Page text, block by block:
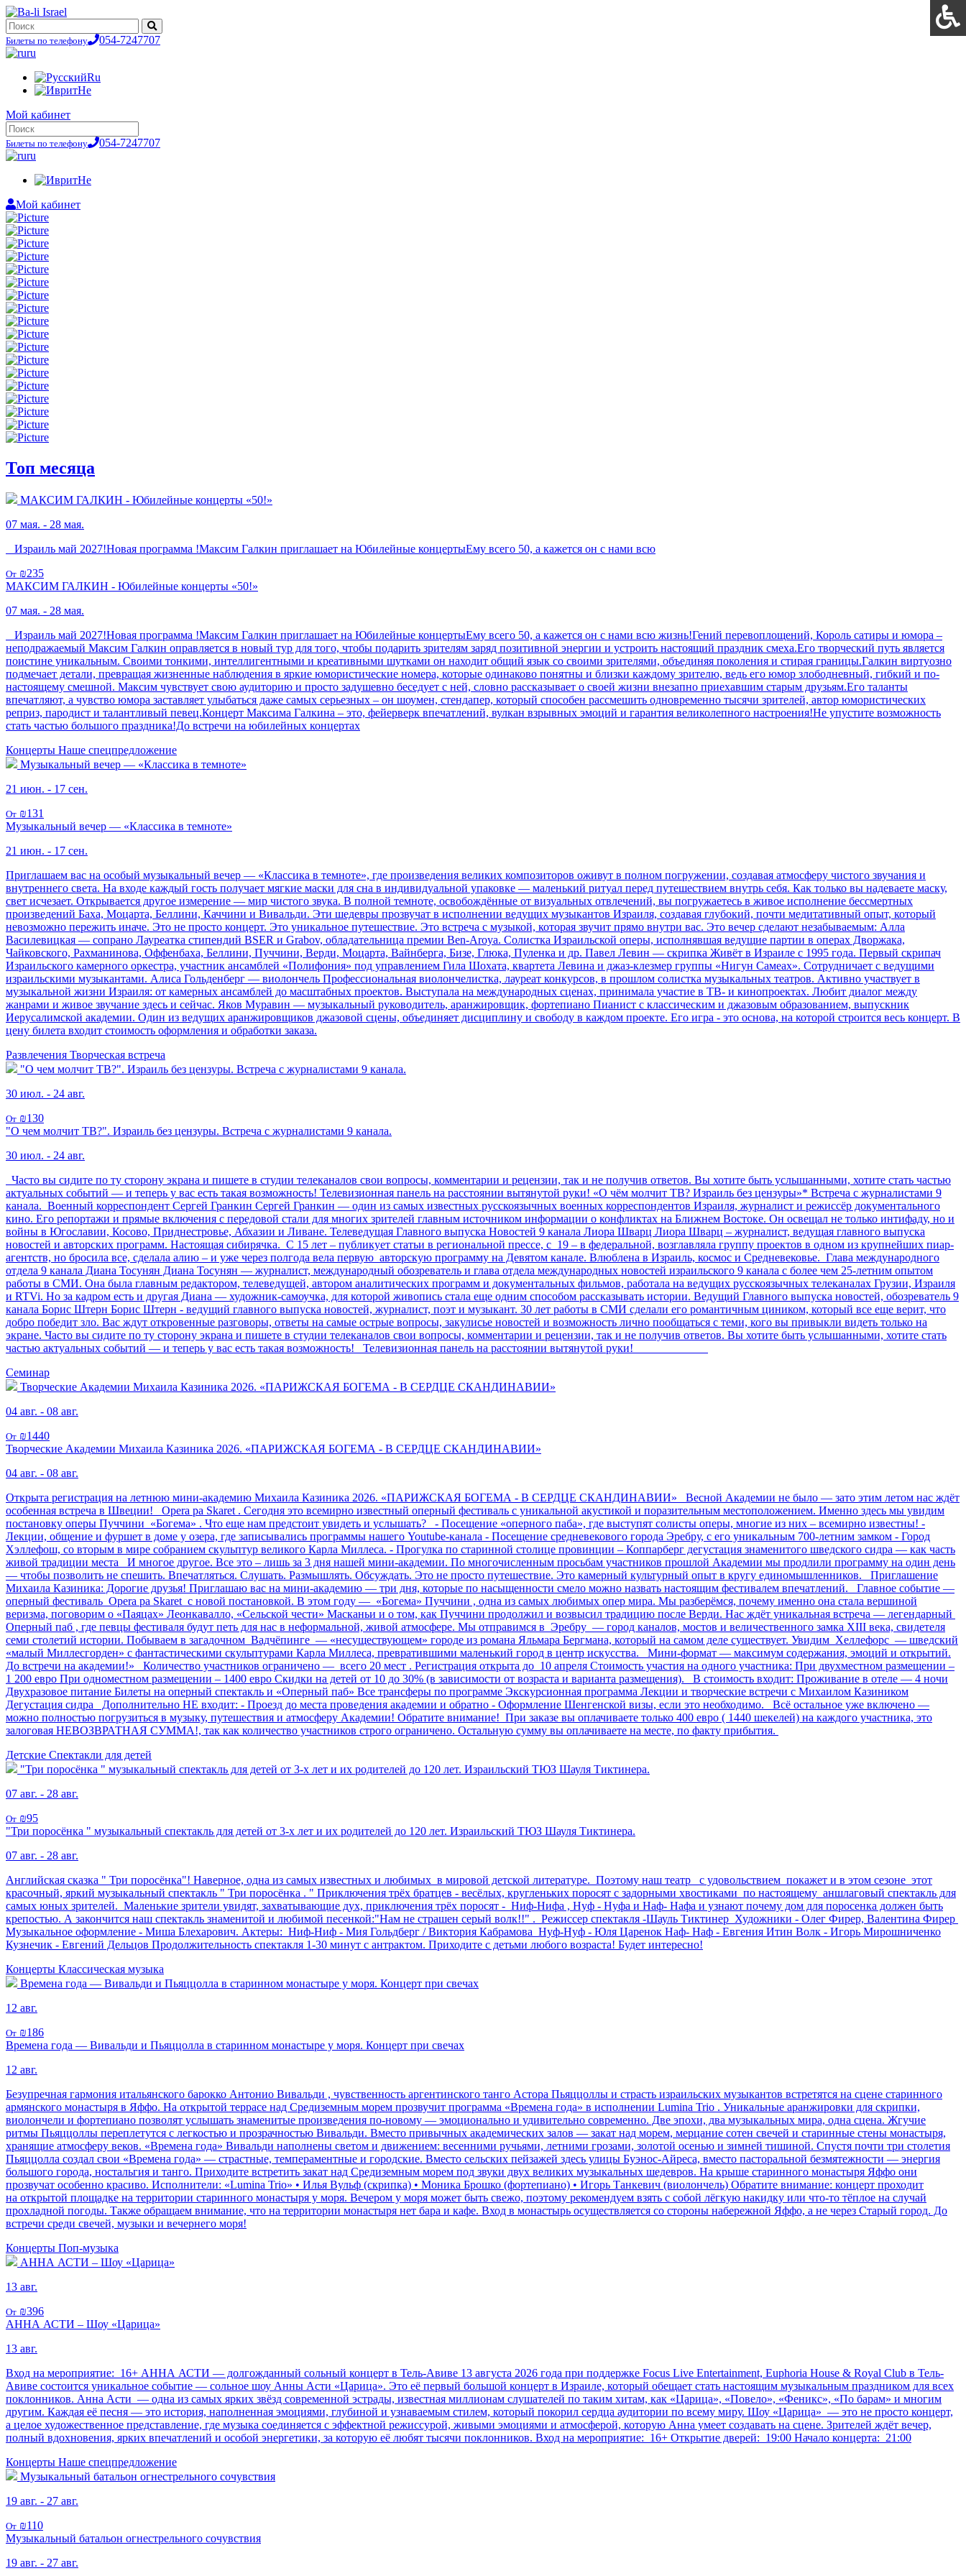
Билеты по телефону
054-7247707
ru
Ru
He
Мой кабинет
Билеты по телефону
054-7247707
ru
He
Мой кабинет
Топ месяца
МАКСИМ ГАЛКИН - Юбилейные концерты «50!»
07 мая. - 28 мая.
Израиль май 2027!Новая программа !Максим Галкин приглашает на Юбилейные концертыЕму всего 50, а кажется он с нами всю
От ₪235
МАКСИМ ГАЛКИН - Юбилейные концерты «50!»
07 мая. - 28 мая.
Израиль май 2027!Новая программа !Максим Галкин приглашает на Юбилейные концертыЕму всего 50, а кажется он с нами всю жизнь!Гений перевоплощений, Король сатиры и юмора –
неподражаемый Максим Галкин оправляется в новый тур для того, чтобы подарить зрителям заряд позитивной энергии и устроить настоящий праздник смеха.Его творческий путь является
поистине уникальным. Своими тонкими, интеллигентными и креативными шутками он находит общий язык со своими зрителями, объединяя поколения и стирая границы.Галкин виртуозно
подмечает детали, превращая жизненные наблюдения в яркие юмористические номера, которые одинаково понятны и близки каждому зрителю, ведь его юмор злободневный, гибкий и по-
настоящему смешной. Максим чувствует свою аудиторию и просто задушевно беседует с ней, словно рассказывает о своей жизни внезапно приехавшим старым друзьям.Его таланты
впечатляют, а чувство юмора заставляет улыбаться даже самых серьезных – он шоумен, стендапер, который способен рассмешить одновременно тысячи зрителей, автор юмористических
реприз, пародист и талантливый певец.Концерт Максима Галкина – это, фейерверк впечатлений, вулкан взрывных эмоций и гарантия великолепного настроения!Не упустите возможность
стать частью большого праздника!До встречи на юбилейных концертах
Концерты Наше спецпредложение
Музыкальный вечер — «Классика в темноте»
21 июн. - 17 сен.
От ₪131
Музыкальный вечер — «Классика в темноте»
21 июн. - 17 сен.
Приглашаем вас на особый музыкальный вечер — «Классика в темноте», где произведения великих композиторов оживут в полном погружении, создавая атмосферу чистого звучания и
внутреннего света. На входе каждый гость получает мягкие маски для сна в индивидуальной упаковке — маленький ритуал перед путешествием внутрь себя. Как только вы надеваете маску,
свет исчезает. Открывается другое измерение — мир чистого звука. В полной темноте, освобождённые от визуальных отвлечений, вы погружаетесь в живое исполнение бессмертных
произведений Баха, Моцарта, Беллини, Каччини и Вивальди. Эти шедевры прозвучат в исполнении ведущих музыкантов Израиля, создавая глубокий, почти медитативный опыт, который
невозможно пережить иначе. Это не просто концерт. Это уникальное путешествие. Это встреча с музыкой, которая звучит прямо внутри вас. Это вечер сделают незабываемым: Алла
Василевицкая — сопрано Лауреатка стипендий BSER и Grabov, обладательница премии Ben-Aroya. Солистка Израильской оперы, исполнявшая ведущие партии в операх Дворжака,
Чайковского, Рахманинова, Оффенбаха, Беллини, Пуччини, Верди, Моцарта, Вайнберга, Бизе, Глюка, Пуленка и др. Павел Левин — скрипка Живёт в Израиле с 1995 года. Первый скрипач
Израильского камерного оркестра, участник ансамблей «Полифония» под управлением Гила Шохата, квартета Левина и джаз-клезмер группы «Нигун Самеах». Сотрудничает с ведущими
израильскими музыкантами. Алиса Гольденберг — виолончель Профессиональная виолончелистка, лауреат конкурсов, в прошлом солистка музыкальных театров. Активно участвует в
музыкальной жизни Израиля: от камерных ансамблей до масштабных проектов. Выступала на международных сценах, принимала участие в ТВ- и кинопроектах. Любит диалог между
жанрами и живое звучание здесь и сейчас. Яков Муравин — музыкальный руководитель, аранжировщик, фортепиано Пианист с классическим и джазовым образованием, выпускник
Иерусалимской академии. Один из ведущих аранжировщиков джазовой сцены, объединяет дисциплину и свободу в каждом проекте. Его игра - это основа, на которой строится весь концерт. В
цену билета входит стоимость оформления и обработки заказа.
Развлечения Творческая встреча
"О чем молчит ТВ?". Израиль без цензуры. Встреча с журналистами 9 канала.
30 июл. - 24 авг.
От ₪130
"О чем молчит ТВ?". Израиль без цензуры. Встреча с журналистами 9 канала.
30 июл. - 24 авг.
Часто вы сидите по ту сторону экрана и пишете в студии телеканалов свои вопросы, комментарии и рецензии, так и не получив ответов. Вы хотите быть услышанными, хотите стать частью
актуальных событий — и теперь у вас есть такая возможность! Телевизионная панель на расстоянии вытянутой руки! «О чём молчит ТВ? Израиль без цензуры»* Встреча с журналистами 9
канала. Военный корреспондент Сергей Гранкин Сергей Гранкин — один из самых известных русскоязычных военных корреспондентов Израиля, журналист и режиссёр документального
кино. Его репортажи и прямые включения с передовой стали для многих зрителей главным источником информации о конфликтах на Ближнем Востоке. Он освещал не только интифаду, но и
войны в Югославии, Косово, Приднестровье, Абхазии и Ливане. Телеведущая Главного выпуска Новостей 9 канала Лиора Шварц Лиора Шварц – журналист, ведущая главного выпуска
новостей и авторских программ. Настоящая сибирячка. С 15 лет – публикует статьи в региональной прессе, с 19 – в федеральной, возглавляла группу проектов в одном из крупнейших пиар-
агентств, но бросила все, сделала алию – и уже через полгода вела первую авторскую программу на Девятом канале. Влюблена в Израиль, космос и Средневековье. Глава международного
отдела 9 канала Диана Тосунян Диана Тосунян — журналист, международный обозреватель и глава отдела международных новостей израильского 9 канала с более чем 25-летним опытом
работы в СМИ. Она была главным редактором, телеведущей, автором аналитических программ и документальных фильмов, работала на ведущих русскоязычных телеканалах Грузии, Израиля
и RTVi. Но за кадром есть и другая Диана — художник-самоучка, для которой живопись стала еще одним способом рассказывать истории. Ведущий Главного выпуска новостей, обозреватель 9
канала Борис Штерн Борис Штерн - ведущий главного выпуска новостей, журналист, поэт и музыкант. 30 лет работы в СМИ сделали его романтичным циником, который все еще верит, что
добро победит зло. Вас ждут откровенные разговоры, ответы на самые острые вопросы, закулисье новостей и возможность лично пообщаться с теми, кого вы привыкли видеть только на
экране. Часто вы сидите по ту сторону экрана и пишете в студии телеканалов свои вопросы, комментарии и рецензии, так и не получив ответов. Вы хотите быть услышанными, хотите стать
частью актуальных событий — и теперь у вас есть такая возможность! Телевизионная панель на расстоянии вытянутой руки!
Семинар
Творческие Академии Михаила Казиника 2026. «ПАРИЖСКАЯ БОГЕМА - В СЕРДЦЕ СКАНДИНАВИИ»
04 авг. - 08 авг.
От ₪1440
Творческие Академии Михаила Казиника 2026. «ПАРИЖСКАЯ БОГЕМА - В СЕРДЦЕ СКАНДИНАВИИ»
04 авг. - 08 авг.
Открыта регистрация на летнюю мини-академию Михаила Казиника 2026. «ПАРИЖСКАЯ БОГЕМА - В СЕРДЦЕ СКАНДИНАВИИ» Весной Академии не было — зато этим летом нас ждёт
особенная встреча в Швеции! Opera pa Skaret . Сегодня это всемирно известный оперный фестиваль с уникальной акустикой и поразительным местоположением. Именно здесь мы увидим
постановку оперы Пуччини «Богема» . Что еще нам предстоит увидеть и услышать? - Посещение «оперного паба», где выступят солисты оперы, многие из них – всемирно известны! -
Лекции, общение и фуршет в доме у озера, где записывались программы нашего Youtube-канала - Посещение средневекового города Эребру, с его уникальным 700-летним замком - Город
Хэллефош, со вторым в мире собранием скульптур великого Карла Миллеса. - Прогулка по старинной столице провинции – Коппарберг дегустация знаменитого шведского сидра — как часть
живой традиции места И многое другое. Все это – лишь за 3 дня нашей мини-академии. По многочисленным просьбам участников прошлой Академии мы продлили программу на один день
— чтобы позволить не спешить. Впечатляться. Слушать. Размышлять. Обсуждать. Это не просто путешествие. Это камерный культурный опыт в кругу единомышленников. Приглашение
Михаила Казиника: Дорогие друзья! Приглашаю вас на мини-академию — три дня, которые по насыщенности смело можно назвать настоящим фестивалем впечатлений. Главное событие —
оперный фестиваль Opera pa Skaret с новой постановкой. В этом году — «Богема» Пуччини , одна из самых любимых опер мира. Мы разберёмся, почему именно она стала вершиной
веризма, поговорим о «Паяцах» Леонкавалло, «Сельской чести» Масканьи и о том, как Пуччини продолжил и возвысил традицию после Верди. Нас ждёт уникальная встреча — легендарный
Оперный паб , где певцы фестиваля будут петь для нас в неформальной, живой атмосфере. Мы отправимся в Эребру — город каналов, мостов и величественного замка XIII века, свидетеля
семи столетий истории. Побываем в загадочном Вадчёпинге — «несуществующем» городе из романа Яльмара Бергмана, который на самом деле существует. Увидим Хеллефорс — шведский
«малый Миллесгорден» с фантастическими скульптурами Карла Миллеса, превратившими маленький город в центр искусства. Мини-формат — максимум содержания, эмоций и открытий.
До встречи на академии!» Количество участников ограничено — всего 20 мест . Регистрация открыта до 10 апреля Стоимость участия на одного участника: При двухместном размещении –
1 200 евро При одноместном размещении – 1400 евро Скидки на детей от 10 до 30% (в зависимости от возраста и варианта размещения). В стоимость входит: Проживание в отеле — 4 ночи
Двухразовое питание Билеты на оперный спектакль и «Оперный паб» Все трансферы по программе Экскурсионная программа Лекции и творческие встречи с Михаилом Казиником
Дегустация сидра Дополнительно НЕ входит: - Проезд до места проведения академии и обратно - Оформление Шенгенской визы, если это необходимо. Всё остальное уже включено —
можно полностью погрузиться в музыку, путешествия и атмосферу Академии! Обратите внимание! При заказе вы оплачиваете только 400 евро ( 1440 шекелей) на каждого участника, это
залоговая НЕВОЗВРАТНАЯ СУММА!, так как количество участников строго ограничено. Остальную сумму вы оплачиваете на месте, по факту прибытия.
Детские Спектакли для детей
"Три поросёнка " музыкальный спектакль для детей от 3-х лет и их родителей до 120 лет. Израильский ТЮЗ Шауля Тиктинера.
07 авг. - 28 авг.
От ₪95
"Три поросёнка " музыкальный спектакль для детей от 3-х лет и их родителей до 120 лет. Израильский ТЮЗ Шауля Тиктинера.
07 авг. - 28 авг.
Английская сказка " Три поросёнка"! Наверное, одна из самых известных и любимых в мировой детской литературе. Поэтому наш театр с удовольствием покажет и в этом сезоне этот
красочный, яркий музыкальный спектакль " Три поросёнка . " Приключения трёх братцев - весёлых, кругленьких поросят с задорными хвостиками по настоящему аншлаговый спектакль для
самых юных зрителей. Маленькие зрители увидят, захватывающие дух, приключения трёх поросят - Ниф-Нифа , Нуф - Нуфа и Наф- Нафа и узнают почему дом для поросенка должен быть
крепостью. А закончится наш спектакль знаменитой и любимой песенкой:"Нам не страшен серый волк!!" . Режиссер спектакля -Шауль Тиктинер Художники - Олег Фирер, Валентина Фирер
Музыкальное оформление - Миша Блехарович. Актеры: Ниф-Ниф - Мия Гольдберг / Виктория Кабрамова Нуф-Нуф - Юля Царенок Наф- Наф - Евгения Итин Волк - Игорь Мирошниченко
Кузнечик - Евгений Дельцов Продолжительность спектакля 1-30 минут с антрактом. Приходите с детьми любого возраста! Будет интересно!
Концерты Классическая музыка
Времена года — Вивальди и Пьяццолла в старинном монастыре у моря. Концерт при свечах
12 авг.
От ₪186
Времена года — Вивальди и Пьяццолла в старинном монастыре у моря. Концерт при свечах
12 авг.
Безупречная гармония итальянского барокко Антонио Вивальди , чувственность аргентинского танго Астора Пьяццоллы и страсть израильских музыкантов встретятся на сцене старинного
армянского монастыря в Яффо. На открытой террасе над Средиземным морем прозвучит программа «Времена года» в исполнении Lumina Trio . Уникальные аранжировки для скрипки,
виолончели и фортепиано позволят услышать знаменитые произведения по-новому — эмоционально и удивительно современно. Две эпохи, два музыкальных мира, одна сцена. Жгучие
ритмы Пьяццоллы переплетутся с легкостью и прозрачностью Вивальди. Вместо привычных академических залов — закат над морем, мерцание сотен свечей и старинные стены монастыря,
хранящие атмосферу веков. «Времена года» Вивальди наполнены светом и движением: весенними ручьями, летними грозами, золотой осенью и зимней тишиной. Спустя почти три столетия
Пьяццолла создал свои «Времена года» — страстные, темпераментные и городские. Вместо сельских пейзажей здесь улицы Буэнос-Айреса, вместо пасторальной безмятежности — энергия
большого города, ностальгия и танго. Приходите встретить закат над Средиземным морем под звуки двух великих музыкальных шедевров. На крыше старинного монастыря Яффо они
прозвучат особенно красиво. Исполнители: «Lumina Trio» • Илья Вульф (скрипка) • Моника Брошко (фортепиано) • Игорь Танкевич (виолончель) Обратите внимание: концерт проходит
на открытой площадке на территории старинного монастыря у моря. Вечером у моря может быть свежо, поэтому рекомендуем взять с собой лёгкую накидку или что-то тёплое на случай
прохладной погоды. Также обращаем внимание, что на территории монастыря нет бара и кафе. Вход в монастырь осуществляется со стороны набережной Яффо, а не через Старый город. До
встречи среди свечей, музыки и вечернего моря!
Концерты Поп-музыка
АННА АСТИ – Шоу «Царица»
13 авг.
От ₪396
АННА АСТИ – Шоу «Царица»
13 авг.
Вход на мероприятие: 16+ АННА АСТИ — долгожданный сольный концерт в Тель-Авиве 13 августа 2026 года при поддержке Focus Live Entertainment, Euphoria House & Royal Club в Тель-
Авиве состоится уникальное событие — сольное шоу Анны Асти «Царица». Это её первый большой концерт в Израиле, который обещает стать настоящим музыкальным праздником для всех
поклонников. Анна Асти — одна из самых ярких звёзд современной эстрады, известная миллионам слушателей по таким хитам, как «Царица», «Повело», «Феникс», «По барам» и многим
другим. Каждая её песня — это история, наполненная эмоциями, глубиной и узнаваемым стилем, который покорил сердца аудитории по всему миру. Шоу «Царица» — это не просто концерт,
а целое художественное представление, где музыка соединяется с эффектной режиссурой, живыми эмоциями и атмосферой, которую Анна умеет создавать на сцене. Зрителей ждёт вечер,
полный вдохновения, ярких впечатлений и особой энергетики, за которую её любят тысячи поклонников. Вход на мероприятие: 16+ Открытие дверей: 19:00 Начало концерта: 21:00
Концерты Наше спецпредложение
Музыкальный батальон огнестрельного сочувствия
19 авг. - 27 авг.
От ₪110
Музыкальный батальон огнестрельного сочувствия
19 авг. - 27 авг.